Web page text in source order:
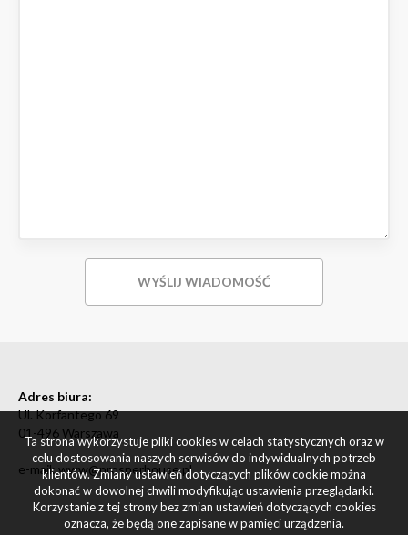
Adres biura:
Ul. Korfantego 69
01-496 Warszawa
e-mail: www@prosperhouse.pl
Ta strona wykorzystuje pliki cookies w celach statystycznych oraz w
celu dostosowania naszych serwisów do indywidualnych potrzeb
klientów. Zmiany ustawień dotyczących plików cookie można
dokonać w dowolnej chwili modyfikując ustawienia przeglądarki.
Korzystanie z tej strony bez zmian ustawień dotyczących cookies
oznacza, że będą one zapisane w pamięci urządzenia.